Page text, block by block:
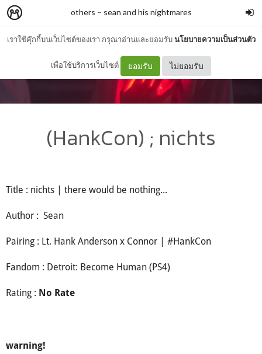
เราใช้คุ๊กกี้บนเว็บไซต์ของเรา กรุณาอ่านและยอมรับนโยบายความเป็นส่วนตัว
เพื่อใช้บริการเว็บไซต์ ยอมรับ ไม่ยอมรับ
others – sean and his nightmares
(HankCon) ; nichts
Title : nichts | there would be nothing...
Author : Sean
Pairing : Lt. Hank Anderson x Connor | #HankCon
Fandom : Detroit: Become Human (PS4)
Rating : No Rate
warning!